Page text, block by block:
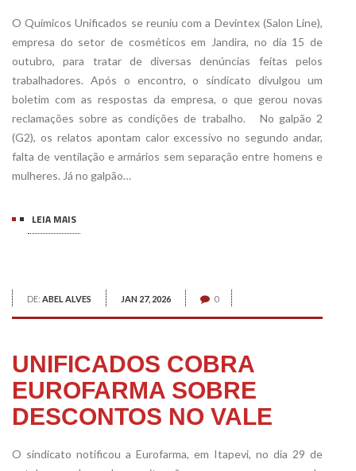
O Químicos Unificados se reuniu com a Devintex (Salon Line),
empresa do setor de cosméticos em Jandira, no dia 15 de
outubro, para tratar de diversas denúncias feitas pelos
trabalhadores. Após o encontro, o sindicato divulgou um
boletim com as respostas da empresa, o que gerou novas
reclamações sobre as condições de trabalho. No galpão 2
(G2), os relatos apontam calor excessivo no segundo andar,
falta de ventilação e armários sem separação entre homens e
mulheres. Já no galpão…
LEIA MAIS
DE: ABEL ALVES JAN 27, 2026 0
UNIFICADOS COBRA
EUROFARMA SOBRE
DESCONTOS NO VALE
O sindicato notificou a Eurofarma, em Itapevi, no dia 29 de